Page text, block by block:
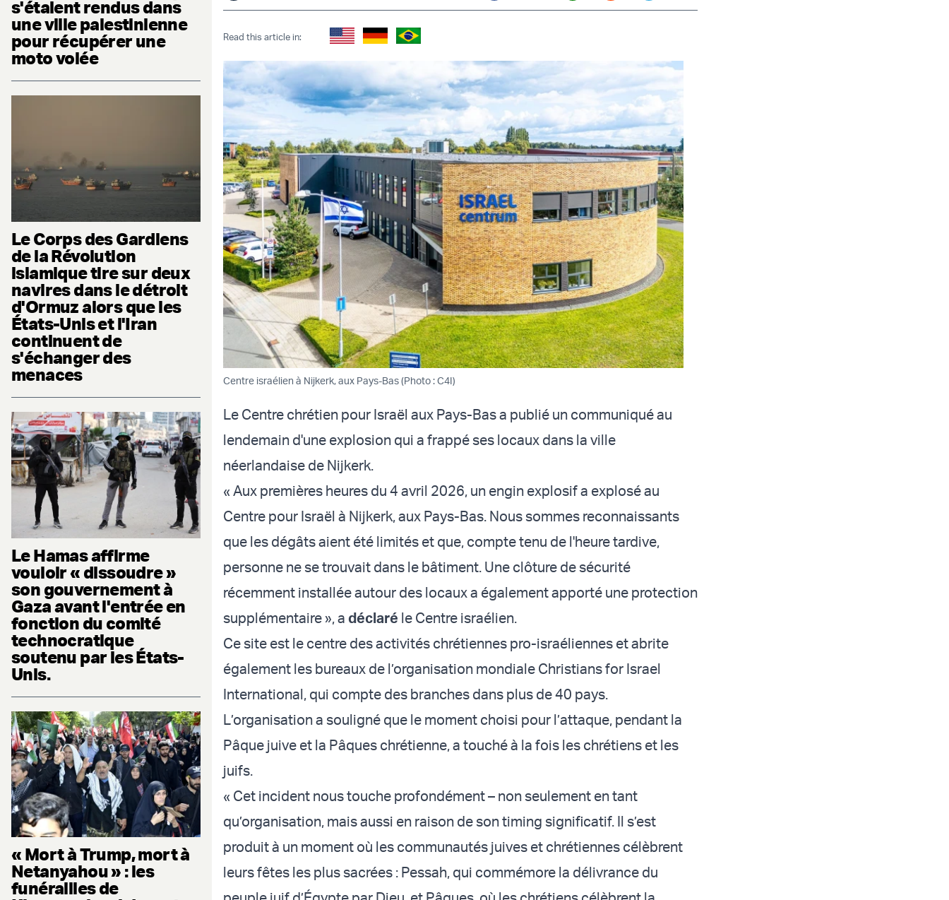
s'étaient rendus dans
une ville palestinienne
pour récupérer une
moto volée
Le Corps des Gardiens
de la Révolution
islamique tire sur deux
navires dans le détroit
d'Ormuz alors que les
États-Unis et l'Iran
continuent de
s'échanger des
menaces
Le Hamas affirme
vouloir « dissoudre »
son gouvernement à
Gaza avant l'entrée en
fonction du comité
technocratique
soutenu par les États-
Unis.
« Mort à Trump, mort à
Netanyahou » : les
funérailles de
Facebook
Twitter (X)
Whatsapp
RedditTelegram
Read this article in:
Centre israélien à Nijkerk, aux Pays-Bas (Photo : C4I)
Le Centre chrétien pour Israël aux Pays-Bas a publié un communiqué au
lendemain d'une explosion qui a frappé ses locaux dans la ville
néerlandaise de Nijkerk.
« Aux premières heures du 4 avril 2026, un engin explosif a explosé au
Centre pour Israël à Nijkerk, aux Pays-Bas. Nous sommes reconnaissants
que les dégâts aient été limités et que, compte tenu de l'heure tardive,
personne ne se trouvait dans le bâtiment. Une clôture de sécurité
récemment installée autour des locaux a également apporté une protection
supplémentaire », a déclaré le Centre israélien.
Ce site est le centre des activités chrétiennes pro-israéliennes et abrite
également les bureaux de l’organisation mondiale Christians for Israel
International, qui compte des branches dans plus de 40 pays.
L’organisation a souligné que le moment choisi pour l’attaque, pendant la
Pâque juive et la Pâques chrétienne, a touché à la fois les chrétiens et les
juifs.
« Cet incident nous touche profondément – non seulement en tant
qu’organisation, mais aussi en raison de son timing significatif. Il s’est
produit à un moment où les communautés juives et chrétiennes célèbrent
leurs fêtes les plus sacrées : Pessah, qui commémore la délivrance du